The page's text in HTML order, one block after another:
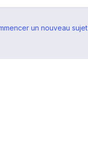
un nouveau sujet